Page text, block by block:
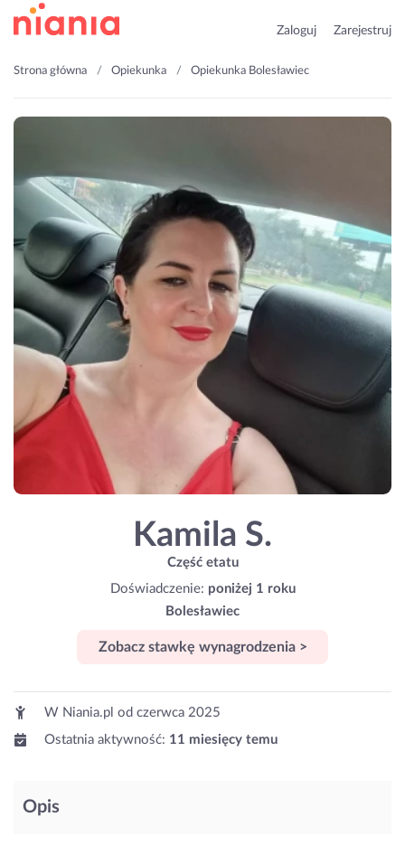
Zaloguj Zarejestruj
Strona główna Opiekunka Opiekunka Bolesławiec
Kamila S.
Część etatu
Doświadczenie: poniżej 1 roku
Bolesławiec
Zobacz stawkę wynagrodzenia >
W Niania.pl od czerwca 2025
Ostatnia aktywność: 11 miesięcy temu
Opis